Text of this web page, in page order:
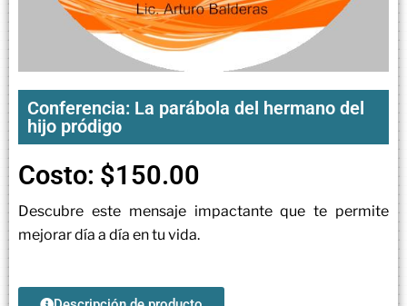
Conferencia: La parábola del hermano del
hijo pródigo
Costo: $150.00
Descubre este mensaje impactante que te permite
mejorar día a día en tu vida.